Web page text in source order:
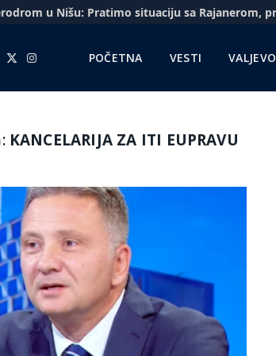
X
Instagram POČETNA VESTI VALJEVO
KANCELARIJA ZA ITI EUPRAVU